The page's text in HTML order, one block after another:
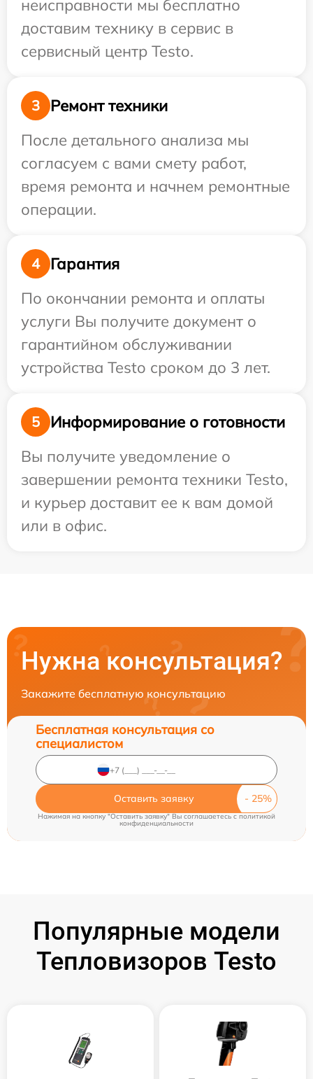
неисправности мы бесплатно
доставим технику в сервис в
сервисный центр Testo.
3
Ремонт техники
После детального анализа мы
согласуем с вами смету работ,
время ремонта и начнем ремонтные
операции.
4
Гарантия
По окончании ремонта и оплаты
услуги Вы получите документ о
гарантийном обслуживании
устройства Testo сроком до 3 лет.
5
Информирование о готовности
Вы получите уведомление о
завершении ремонта техники Testo,
и курьер доставит ее к вам домой
или в офис.
Нужна консультация?
Закажите бесплатную консультацию
Бесплатная консультация со
специалистом
Оставить заявку
Нажимая на кнопку "Оставить заявку" Вы соглашаетесь c политикой
конфиденциальности
Популярные модели
Тепловизоров Testo